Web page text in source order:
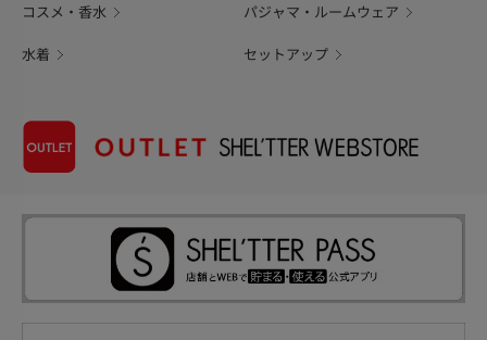
コスメ・香水 パジャマ・ルームウェア
水着 セットアップ